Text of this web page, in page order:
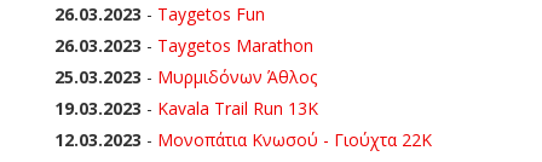
26.03.2023 - Taygetos Fun
26.03.2023 - Taygetos Marathon
25.03.2023 - Μυρμιδόνων Άθλος
19.03.2023 - Kavala Trail Run 13K
12.03.2023 - Μονοπάτια Κνωσού - Γιούχτα 22Κ